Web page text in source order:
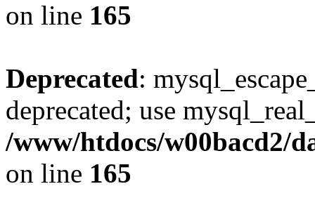
on line 165
Deprecated:
deprecated; use
/www/htdocs/w00bacd2/
on line 165